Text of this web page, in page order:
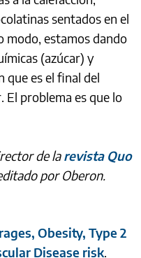
sentados en el
modo, estamos dando
(azúcar) y
que es el final del
problema es que lo
de larevista Quo
por Oberon.
Obesity, Type 2
Disease risk.